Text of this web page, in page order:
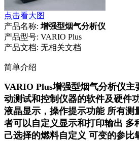
点击看大图
产品名称: 增强型烟气分析仪
产品型号: VARIO Plus
产品文档: 无相关文档
简单介绍
VARIO Plus增强型烟气分析仪主
动测试和控制仪器的软件及硬件
液晶显示，操作提示功能 所有
者可以自定义显示和打印输出 多
己选择的燃料自定义 可变的参比